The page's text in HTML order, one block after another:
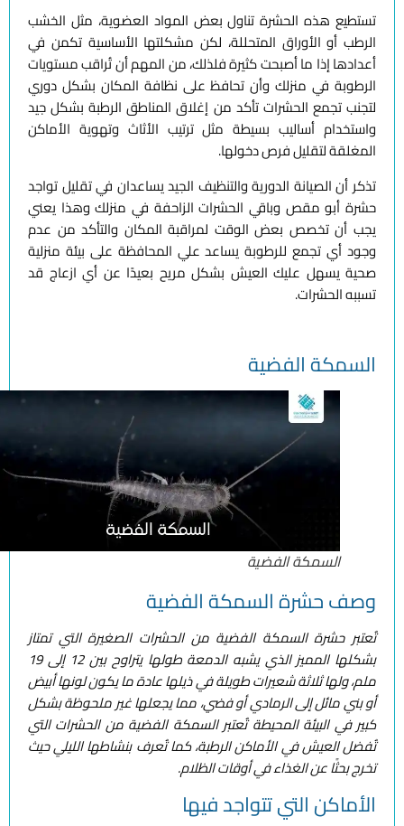
تستطيع هذه الحشرة تناول بعض المواد العضوية، مثل الخشب
الرطب أو الأوراق المتحللة، لكن مشكلتها الأساسية تكمن في
أعدادها إذا ما أصبحت كثيرة فلذلك، من المهم أن تُراقب مستويات
الرطوبة في منزلك وأن تحافظ على نظافة المكان بشكل دوري
لتجنب تجمع الحشرات تأكد من إغلاق المناطق الرطبة بشكل جيد
واستخدام أساليب بسيطة مثل ترتيب الأثاث وتهوية الأماكن
المغلقة لتقليل فرص دخولها.
تذكر أن الصيانة الدورية والتنظيف الجيد يساعدان في تقليل تواجد
حشرة أبو مقص وباقي الحشرات الزاحفة في منزلك وهذا يعني
يجب أن تخصص بعض الوقت لمراقبة المكان والتأكد من عدم
وجود أي تجمع للرطوبة يساعد علي المحافظة على بيئة منزلية
صحية يسهل عليك العيش بشكل مريح بعيدًا عن أي ازعاج قد
تسببه الحشرات.
السمكة الفضية
السمكة الفضية
وصف حشرة السمكة الفضية
تُعتبر حشرة السمكة الفضية من الحشرات الصغيرة التي تمتاز
بشكلها المميز الذي يشبه الدمعة طولها يتراوح بين 12 إلى 19
ملم، ولها ثلاثة شعيرات طويلة في ذيلها عادة ما يكون لونها أبيض
أو بني مائل إلى الرمادي أو فضي، مما يجعلها غير ملحوظة بشكل
كبير في البيئة المحيطة تُعتبر السمكة الفضية من الحشرات التي
تُفضل العيش في الأماكن الرطبة، كما تُعرف بنشاطها الليلي حيث
تخرج بحثًا عن الغذاء في أوقات الظلام.
الأماكن التي تتواجد فيها